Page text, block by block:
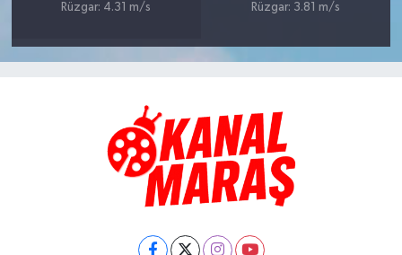
Rüzgar: 4.31 m/s
Rüzgar: 3.81 m/s